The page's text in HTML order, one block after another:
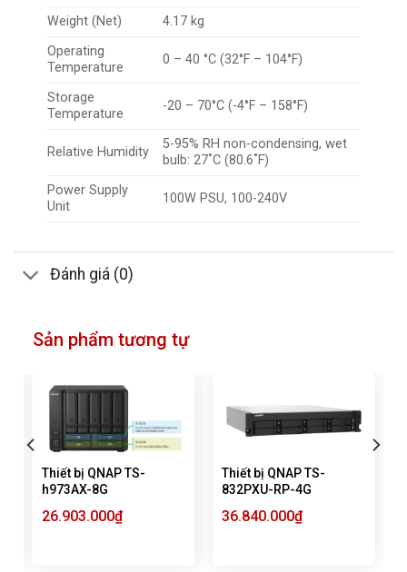
Weight (Net)
4.17 kg
Operating
Temperature
0 – 40 °C (32°F – 104°F)
Storage
Temperature
-20 – 70°C (-4°F – 158°F)
Relative Humidity
5-95% RH non-condensing, wet
bulb: 27˚C (80.6˚F)
Power Supply
Unit
100W PSU, 100-240V
Đánh giá (0)
Sản phẩm tương tự
Thiết bị QNAP TS-
h973AX-8G
26.903.000₫
Thiết bị QNAP TS-
832PXU-RP-4G
36.840.000₫